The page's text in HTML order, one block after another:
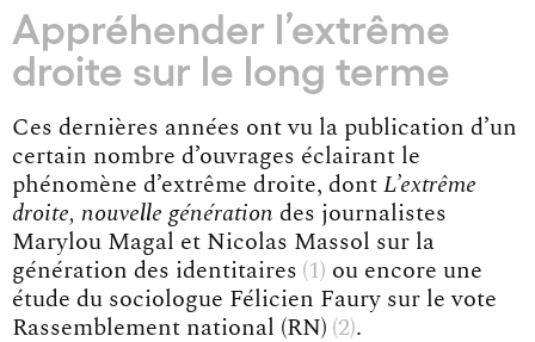
Appréhender l’extrême
droite sur le long terme
Ces dernières années ont vu la publication d’un
certain nombre d’ouvrages éclairant le
phénomène d’extrême droite, dont L’extrême
droite, nouvelle génération des journalistes
Marylou Magal et Nicolas Massol sur la
génération des identitaires 1
ou encore une
étude du sociologue Félicien Faury sur le vote
Rassemblement national (RN) 2 .